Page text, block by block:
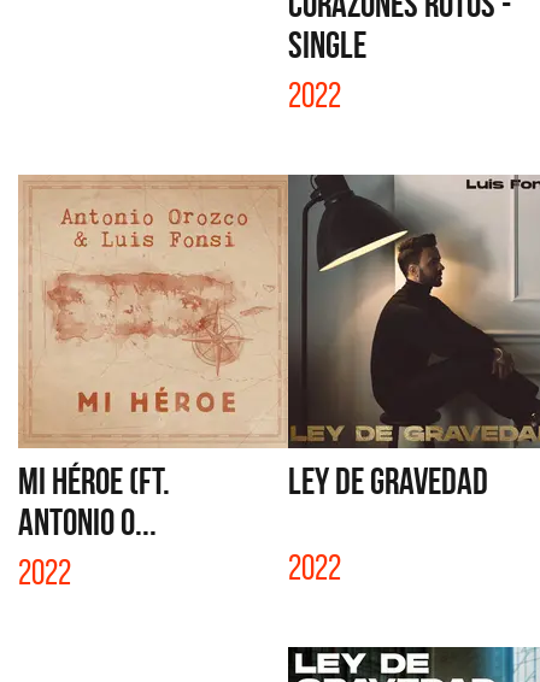
SINGLE
2022
MI HÉROE (FT.
ANTONIO O...
2022
LEY DE GRAVEDAD
2022